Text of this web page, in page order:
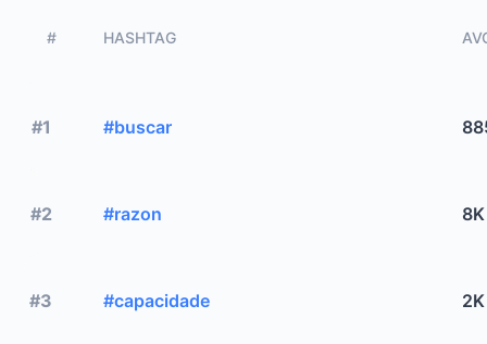
# HASHTAG
#1 #buscar
#2 #razon 8K
#3 #capacidade 2K